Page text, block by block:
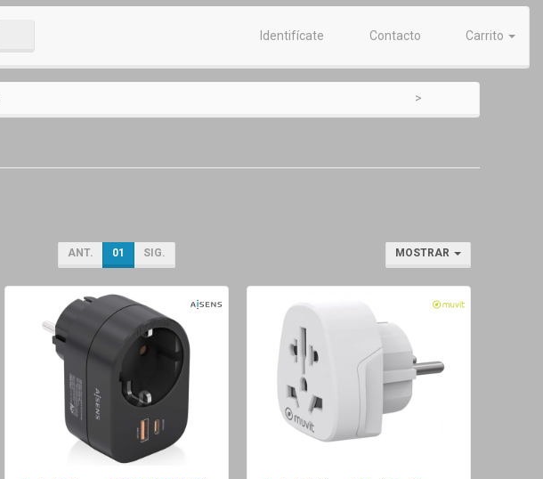
Identifícate Contacto Carrito
ANT. 01 SIG. MOSTRAR